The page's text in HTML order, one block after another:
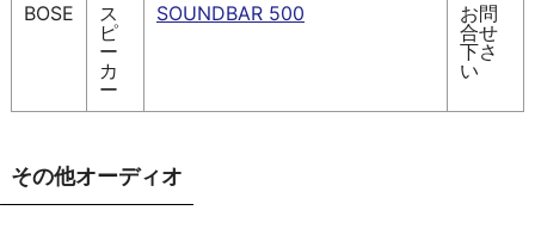
BOSE
ス
ピ
ー
カ
ー
SOUNDBAR 500
お問
合せ
下さ
い
その他オーディオ